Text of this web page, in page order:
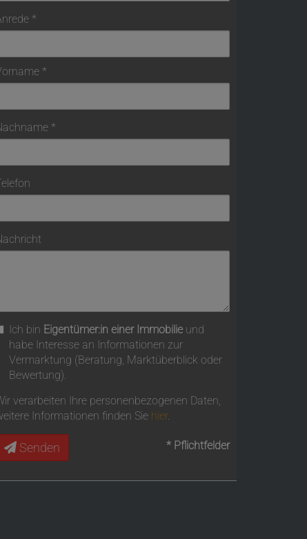
Ich bin Eigentümer:in einer Immobilie und
habe Interesse an Informationen zur
Vermarktung (Beratung, Marktüberblick oder
Bewertung).
verarbeiten Ihre personenbezogenen Daten,
Informationen finden Sie hier.
Senden * Pflichtfelder